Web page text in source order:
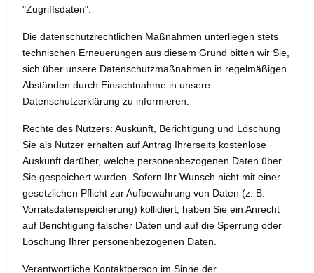
"Zugriffsdaten".
Die datenschutzrechtlichen Maßnahmen unterliegen stets
technischen Erneuerungen aus diesem Grund bitten wir Sie,
sich über unsere Datenschutzmaßnahmen in regelmäßigen
Abständen durch Einsichtnahme in unsere
Datenschutzerklärung zu informieren.
Rechte des Nutzers: Auskunft, Berichtigung und Löschung
Sie als Nutzer erhalten auf Antrag Ihrerseits kostenlose
Auskunft darüber, welche personenbezogenen Daten über
Sie gespeichert wurden. Sofern Ihr Wunsch nicht mit einer
gesetzlichen Pflicht zur Aufbewahrung von Daten (z. B.
Vorratsdatenspeicherung) kollidiert, haben Sie ein Anrecht
auf Berichtigung falscher Daten und auf die Sperrung oder
Löschung Ihrer personenbezogenen Daten.
Verantwortliche Kontaktperson im Sinne der